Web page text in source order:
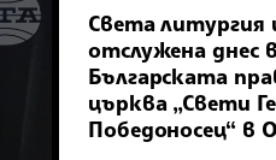
Света литургия
отслужена днес в
Българската
църква „Свети
Победоносец“ в